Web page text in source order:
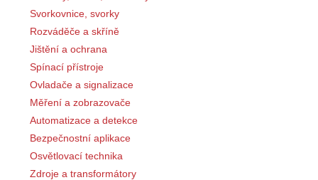
Svorkovnice, svorky
Rozváděče a skříně
Jištění a ochrana
Spínací přístroje
Ovladače a signalizace
Měření a zobrazovače
Automatizace a detekce
Bezpečnostní aplikace
Osvětlovací technika
Zdroje a transformátory